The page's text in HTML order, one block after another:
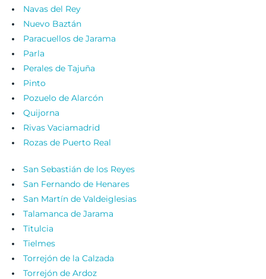
Navas del Rey
Nuevo Baztán
Paracuellos de Jarama
Parla
Perales de Tajuña
Pinto
Pozuelo de Alarcón
Quijorna
Rivas Vaciamadrid
Rozas de Puerto Real
San Sebastián de los Reyes
San Fernando de Henares
San Martín de Valdeiglesias
Talamanca de Jarama
Titulcia
Tielmes
Torrejón de la Calzada
Torrejón de Ardoz